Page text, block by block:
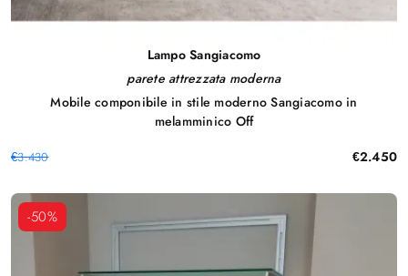
Lampo Sangiacomo
parete attrezzata moderna
Mobile componibile in stile moderno Sangiacomo in
melamminico Off
€3.430 €2.450
-50%